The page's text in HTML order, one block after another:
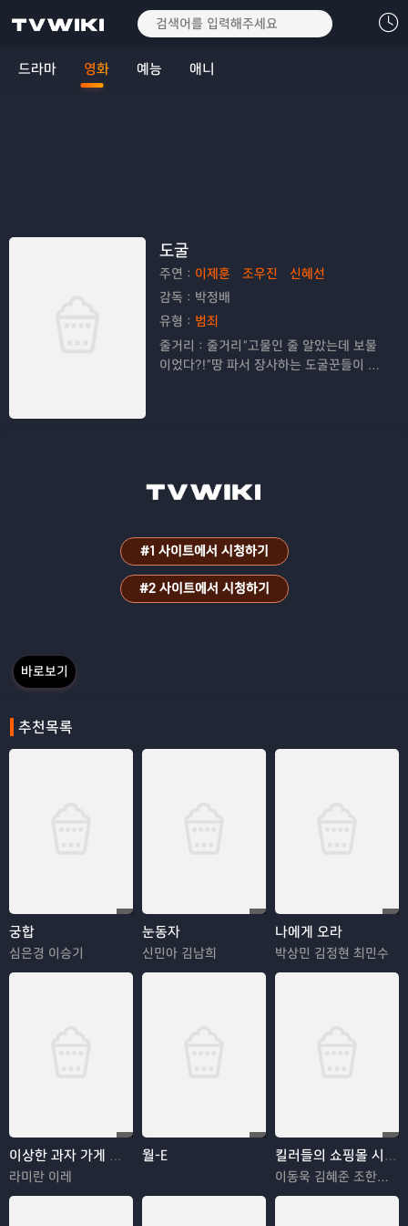
드라마 영화 예능 애니
도굴
주연： 이제훈 조우진
신혜선
감독： 박정배
유형： 범죄
줄거리： 줄거리“고물인 줄 알았는데 보물
이었다?!”땅 파서 장사하는 도굴꾼들이 온
를 자랑하며 위험천만하고도 짜릿한 도굴
의 판을 키운다. 한편, 그의 재능을 알아본
은 강동구에게 매력적이면서도 위험한 거
래를 제안하는데...! 황영사 금동불상, 고구
려 고분벽화 그리고 서울 강남 한복판 선릉
까지! 팔수록 판이 커지는 도굴의 세계! 급
#1 사이트에서 시청하기
#2 사이트에서 시청하기
바로보기
추천목록
궁합
심은경 이승기
눈동자
신민아 김남희
나에게 오라
박상민 김정현 최민수
이상한 과자 가게 전천당
라미란 이레
월-E 킬러들의 쇼핑몰 시즌2
이동욱 김혜준 조한선 김해나